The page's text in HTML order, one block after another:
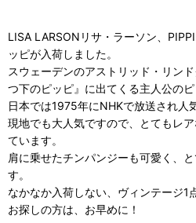
LISA LARSONリサ・ラーソン、
ッピが入荷しました。
スウェーデンのアストリッド・リン
つ下のピッピ』に出てくる主人公のピ
日本では1975年にNHKで放送され人
現地でも大人気ですので、とてもレ
ています。
肩に乗せたチンパンジーも可愛く、
す。
なかなか入荷しない、ヴィンテージ1
お探しの方は、お早めに！